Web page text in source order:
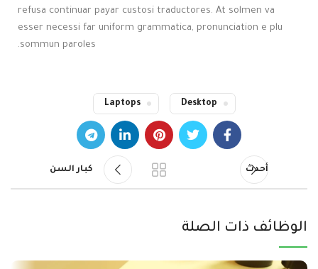
refusa continuar payar custosi traductores. At solmen va
esser necessi far uniform grammatica, pronunciation e plu
sommun paroles.
Desktop
Laptops
أحدث كبار السن
الوظائف ذات الصلة